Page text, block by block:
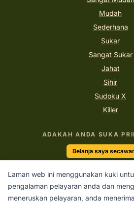
Laman web ini menggunakan kuki
pengalaman pelayaran anda dan
meneruskan pelayaran, anda
Mudah
Sederhana
Sukar
Sangat Sukar
Jahat
Sihir
Sudoku X
Killer
ADAKAH ANDA SUKA
Belanja saya
“Sudoku adalah